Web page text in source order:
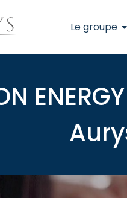
Le groupe